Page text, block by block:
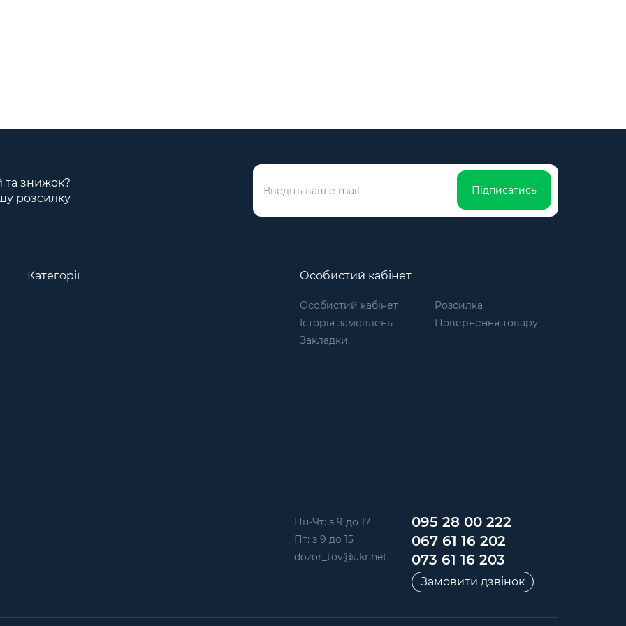
та знижок?
розсилку
Підписатись
Категорії Особистий кабінет
Особистий кабінет
Історія замовлень
Закладки
Розсилка
Повернення товару
Пн-Чт: з 9 до 17
Пт: з 9 до 15
dozor_tov@ukr.net
095 28 00 222
067 61 16 202
073 61 16 203
Замовити дзвінок